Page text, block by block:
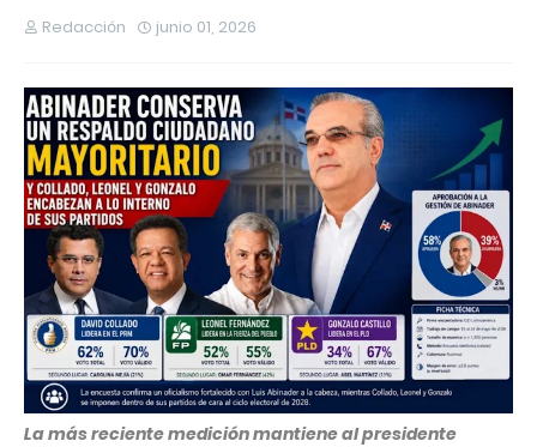
Redacción junio 01, 2026
La más reciente medición mantiene al presidente